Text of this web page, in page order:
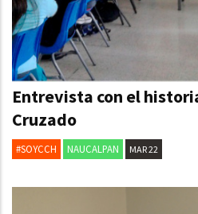
Entrevista con el
Cruzado
#SOYCCH NAUCALPAN MAR 22